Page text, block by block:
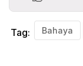
Tag: Bahaya